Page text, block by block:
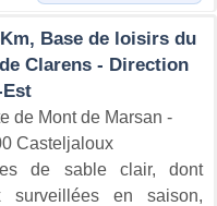
Base de loisirs du
Clarens - Direction
de Mont de Marsan -
Casteljaloux
de sable clair, dont
surveillées en saison,